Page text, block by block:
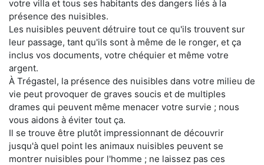
votre villa et tous ses habitants des dangers liés à la
présence des nuisibles.
Les nuisibles peuvent détruire tout ce qu'ils trouvent sur
leur passage, tant qu'ils sont à même de le ronger, et ça
inclus vos documents, votre chéquier et même votre
argent.
À Trégastel, la présence des nuisibles dans votre milieu de
vie peut provoquer de graves soucis et de multiples
drames qui peuvent même menacer votre survie ; nous
vous aidons à éviter tout ça.
Il se trouve être plutôt impressionnant de découvrir
jusqu'à quel point les animaux nuisibles peuvent se
montrer nuisibles pour l'homme ; ne laissez pas ces